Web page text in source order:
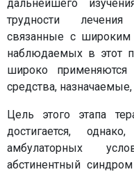
дальнейшего
трудности лечения
связанные с
наблюдаемых в этот
широко применяются
средства,
Цель этого этапа
достигается,
амбулаторных
абстинентный